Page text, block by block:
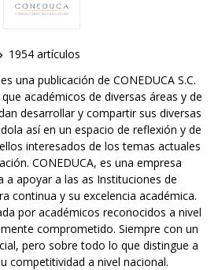
1954 artículos
una publicación de CONEDUCA S.C.
académicos de diversas áreas y de
desarrollar y compartir sus diversas
así en un espacio de reflexión y de
interesados de los temas actuales
CONEDUCA, es una empresa
a apoyar a las as Instituciones de
continua y su excelencia académica.
por académicos reconocidos a nivel
comprometido. Siempre con un
pero sobre todo lo que distingue a
competitividad a nivel nacional.